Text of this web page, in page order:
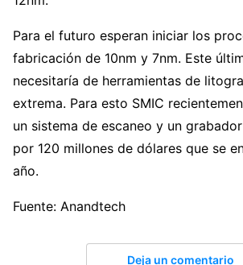
Para el futuro esperan iniciar los
fabricación de 10nm y 7nm. Este
necesitaría de herramientas de
extrema. Para esto SMIC
un sistema de escaneo y un
por 120 millones de dólares que se
año.
Fuente: Anandtech
Deja un comentario